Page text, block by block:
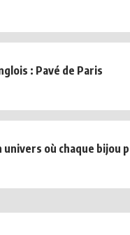
: Pavé de Paris
univers où chaque bijou